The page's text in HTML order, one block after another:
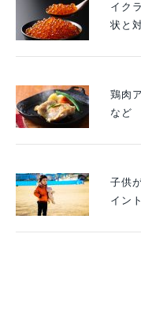
イク
状と
鶏肉
など
子供
イント